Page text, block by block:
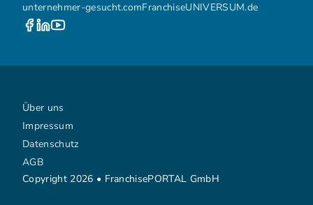
unternehmer-gesucht.comFranchiseUNIVERSUM.de
Copyright 2026 • FranchisePORTAL GmbH
Über uns
Impressum
Datenschutz
AGB